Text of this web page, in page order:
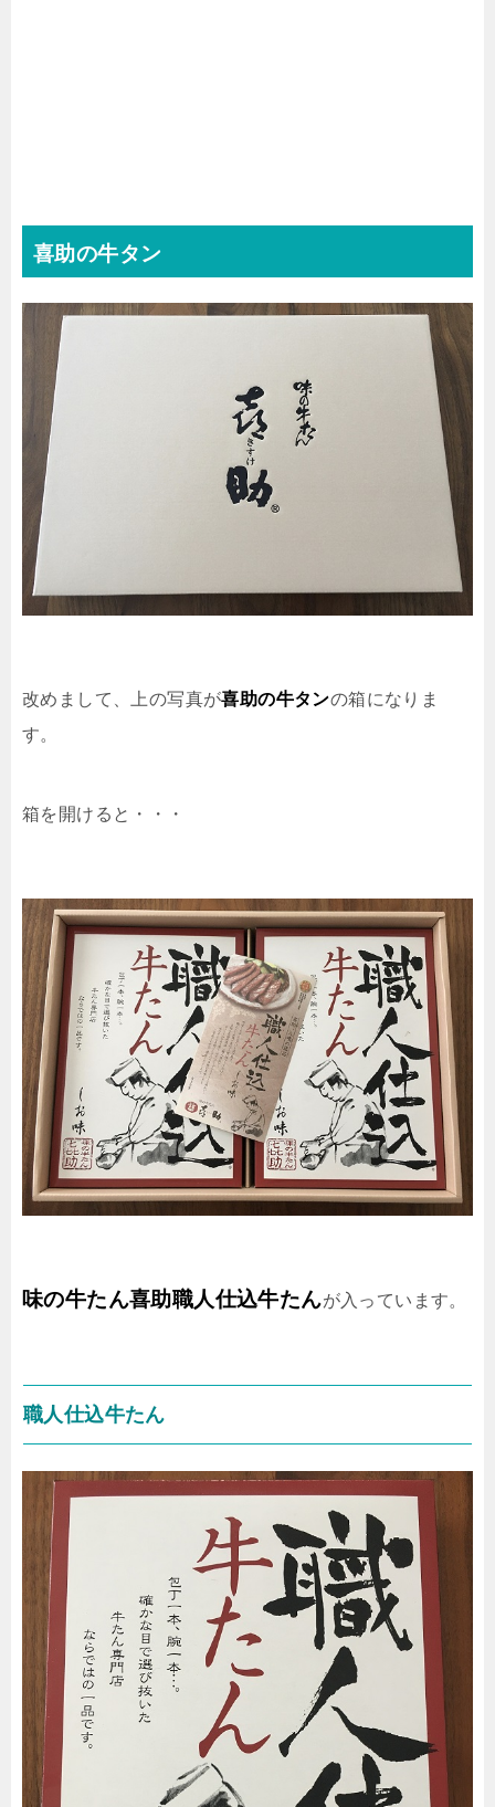
喜助の牛タン
改めまして、上の写真が喜助の牛タンの箱になりま
す。
箱を開けると・・・
味の牛たん喜助職人仕込牛たんが入っています。
職人仕込牛たん